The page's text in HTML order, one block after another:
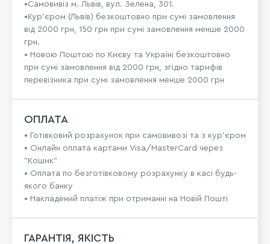
•Самовивіз м. Львів, вул. Зелена, 301.
•Кур'єром (Львів) безкоштовно при сумі замовлення
від 2000 грн, 150 грн при сумі замовлення менше 2000
грн.
• Новою Поштою по Києву та Україні безкоштовно
при сумі замовлення від 2000 грн, згідно тарифів
перевізника при сумі замовлення менше 2000 грн
ОПЛАТА
• Готівковий розрахунок при самовивозі та з кур’єром
• Онлайн оплата картами Visa/MasterCard через
"Кошик"
• Оплата по безготівковому розрахунку в касі будь-
якого банку
• Накладений платіж при отриманні на Новій Пошті
ГАРАНТІЯ, ЯКІСТЬ